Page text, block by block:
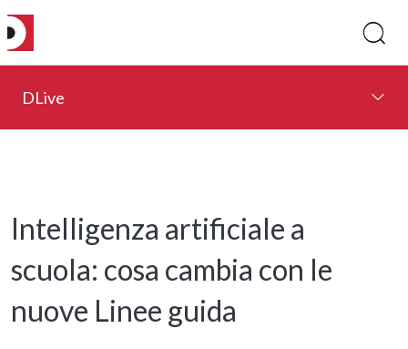
DLive
Intelligenza artificiale a
scuola: cosa cambia con le
nuove Linee guida